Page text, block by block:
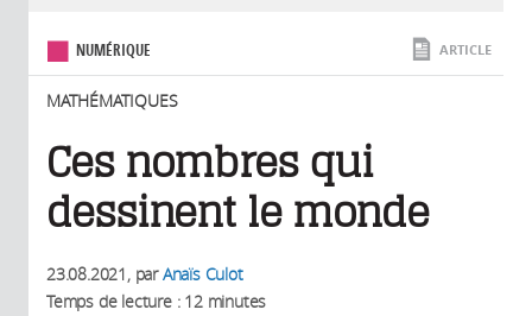
NUMÉRIQUE
MATHÉMATIQUES
ARTICLE
Ces nombres qui
dessinent le monde
23.08.2021, parAnaïs Culot
Temps de lecture : 12 minutes